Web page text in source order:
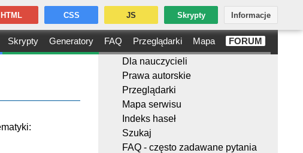
Skrypty Generatory FAQ Przeglądarki Mapa FORUM
HTML CSS JS Skrypty Informacje
Dla nauczycieli
Prawa autorskie
Przeglądarki
Mapa serwisu
Indeks haseł
Szukaj
FAQ - często zadawane pytania